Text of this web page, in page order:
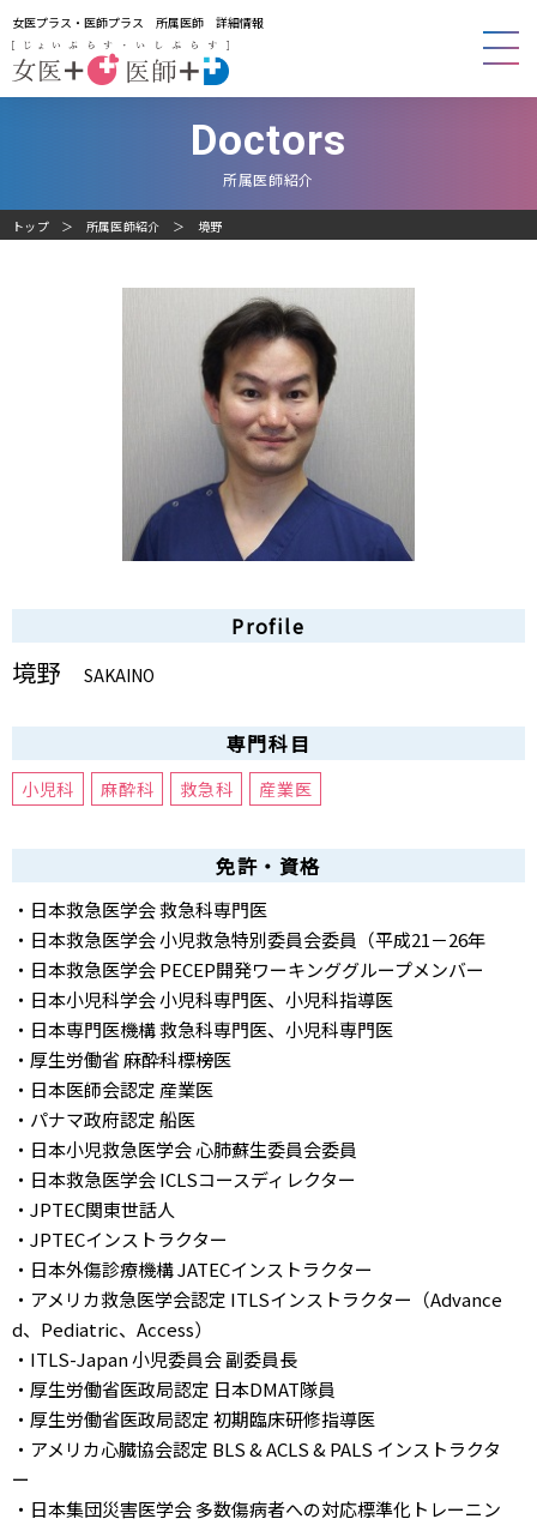
女医プラス・医師プラス 所属医師 詳細情報
Doctors
所属医師紹介
トップ 所属医師紹介 境野
Profile
境野 SAKAINO
専門科目
小児科 麻酔科 救急科 産業医
免許・資格
・日本救急医学会 救急科専門医
・日本救急医学会 小児救急特別委員会委員（平成21－26年
・日本救急医学会 PECEP開発ワーキンググループメンバー
・日本小児科学会 小児科専門医、小児科指導医
・日本専門医機構 救急科専門医、小児科専門医
・厚生労働省 麻酔科標榜医
・日本医師会認定 産業医
・パナマ政府認定 船医
・日本小児救急医学会 心肺蘇生委員会委員
・日本救急医学会 ICLSコースディレクター
・JPTEC関東世話人
・JPTECインストラクター
・日本外傷診療機構 JATECインストラクター
・アメリカ救急医学会認定 ITLSインストラクター（Advance
d、Pediatric、Access）
・ITLS-Japan 小児委員会 副委員長
・厚生労働省医政局認定 日本DMAT隊員
・厚生労働省医政局認定 初期臨床研修指導医
・アメリカ心臓協会認定 BLS & ACLS & PALS インストラクタ
ー
・日本集団災害医学会 多数傷病者への対応標準化トレーニン